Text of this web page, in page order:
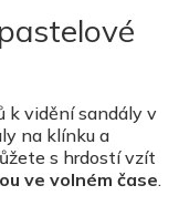
k vidění sandály v
na klínku a
s hrdostí vzít
ve volném čase.